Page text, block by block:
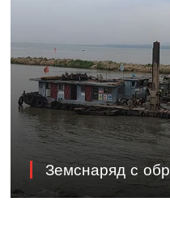
Земснаряд с